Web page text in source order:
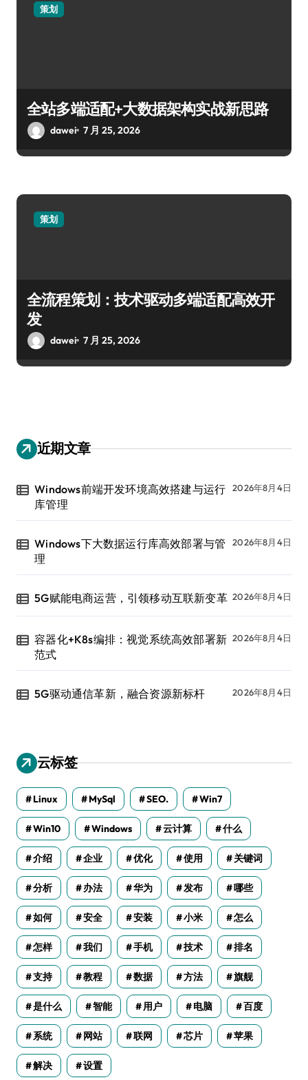
策划
全站多端适配+大数据架构实战新思路
dawei 7 月 25, 2026
策划
全流程策划：技术驱动多端适配高效开
发
dawei 7 月 25, 2026
近期文章
Windows前端开发环境高效搭建与运行
库管理
2026年8月4日
Windows下大数据运行库高效部署与管
理
2026年8月4日
5G赋能电商运营，引领移动互联新变革 2026年8月4日
容器化+K8s编排：视觉系统高效部署新
范式
2026年8月4日
5G驱动通信革新，融合资源新标杆 2026年8月4日
云标签
Linux MySql SEO. Win7
Win10 Windows 云计算 什么
介绍 企业 优化 使用 关键词
分析 办法 华为 发布 哪些
如何 安全 安装 小米 怎么
怎样 我们 手机 技术 排名
支持 教程 数据 方法 旗舰
是什么 智能 用户 电脑 百度
系统 网站 联网 芯片 苹果
解决 设置